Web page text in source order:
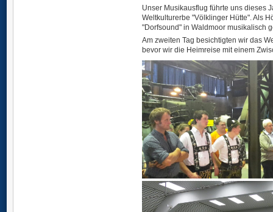
Unser Musikausflug führte uns dieses
Weltkulturerbe "Völklinger Hütte". Als
"Dorfsound" in Waldmoor musikalisch
Am zweiten Tag besichtigten wir das
bevor wir die Heimreise mit einem